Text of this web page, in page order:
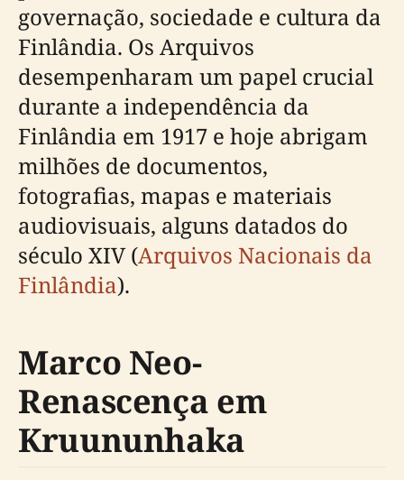
governação, sociedade e cultura da
Finlândia. Os Arquivos
desempenharam um papel crucial
durante a independência da
Finlândia em 1917 e hoje abrigam
milhões de documentos,
fotografias, mapas e materiais
audiovisuais, alguns datados do
século XIV (Arquivos Nacionais da
Finlândia).
Marco Neo-
Renascença em
Kruununhaka